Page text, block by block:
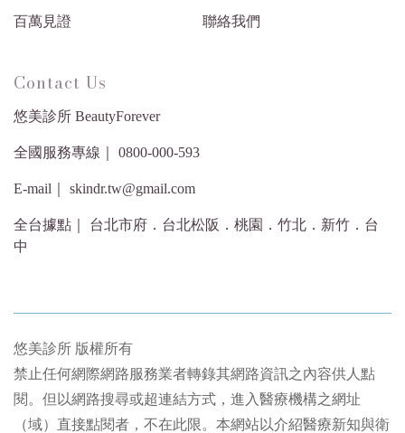
百萬見證 聯絡我們
Contact Us
悠美診所 BeautyForever
全國服務專線｜ 0800-000-593
E-mail｜ skindr.tw@gmail.com
全台據點｜ 台北市府．台北松阪．桃園．竹北．新竹．台
中
悠美診所 版權所有
禁止任何網際網路服務業者轉錄其網路資訊之內容供人點
閱。但以網路搜尋或超連結方式，進入醫療機構之網址
（域）直接點閱者，不在此限。本網站以介紹醫療新知與衛